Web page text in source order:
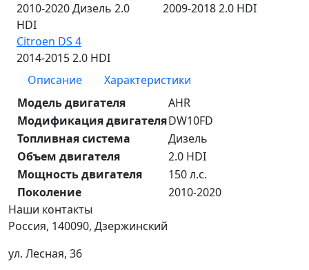
2010-2020 Дизель 2.0
HDI
2009-2018 2.0 HDI
Citroen DS 4
2014-2015 2.0 HDI
Описание
Характеристики
Модель двигателя
AHR
Модификация двигателяDW10FD
Топливная система
Дизель
Объем двигателя
2.0 HDI
Мощность двигателя
150 л.с.
Поколение
2010-2020
Наши контакты
Россия, 140090, Дзержинский
ул. Лесная, 36